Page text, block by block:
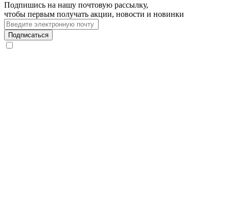
Подпишись на нашу почтовую рассылку,
чтобы первым получать акции, новости и новинки
Подписаться